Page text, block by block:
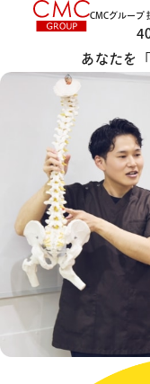
CMCグループ
あなたを